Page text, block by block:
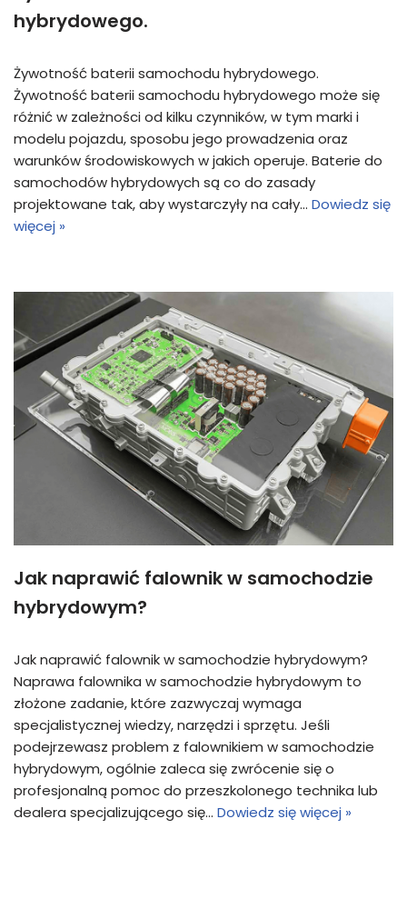
hybrydowego.
Żywotność baterii samochodu hybrydowego.
Żywotność baterii samochodu hybrydowego może się
różnić w zależności od kilku czynników, w tym marki i
modelu pojazdu, sposobu jego prowadzenia oraz
warunków środowiskowych w jakich operuje. Baterie do
samochodów hybrydowych są co do zasady
projektowane tak, aby wystarczyły na cały… Dowiedz się
więcej »
Jak naprawić falownik w samochodzie
hybrydowym?
Jak naprawić falownik w samochodzie hybrydowym?
Naprawa falownika w samochodzie hybrydowym to
złożone zadanie, które zazwyczaj wymaga
specjalistycznej wiedzy, narzędzi i sprzętu. Jeśli
podejrzewasz problem z falownikiem w samochodzie
hybrydowym, ogólnie zaleca się zwrócenie się o
profesjonalną pomoc do przeszkolonego technika lub
dealera specjalizującego się… Dowiedz się więcej »